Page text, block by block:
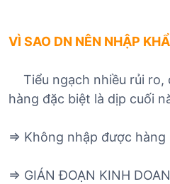
VÌ SAO DN NÊN NHẬP
Tiểu ngạch nhiều rủi ro,
hàng đặc biệt là dịp cuối
=> Không nhập được hàng
=> GIÁN ĐOẠN KINH